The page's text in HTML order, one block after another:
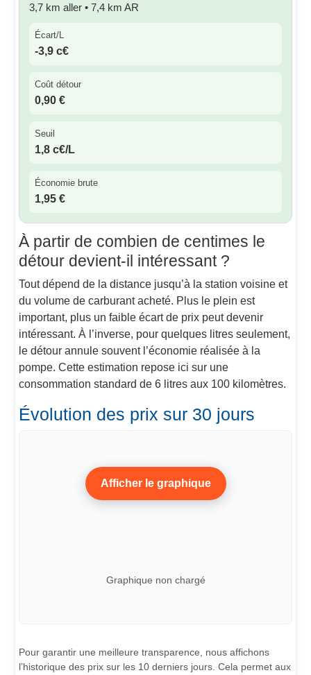
3,7 km aller • 7,4 km AR
Écart/L
-3,9 c€
Coût détour
0,90 €
Seuil
1,8 c€/L
Économie brute
1,95 €
À partir de combien de centimes le
détour devient-il intéressant ?
Tout dépend de la distance jusqu’à la station voisine et
du volume de carburant acheté. Plus le plein est
important, plus un faible écart de prix peut devenir
intéressant. À l’inverse, pour quelques litres seulement,
le détour annule souvent l’économie réalisée à la
pompe. Cette estimation repose ici sur une
consommation standard de 6 litres aux 100 kilomètres.
Évolution des prix sur 30 jours
Afficher le graphique
Graphique non chargé
Pour garantir une meilleure transparence, nous affichons
l’historique des prix sur les 10 derniers jours. Cela permet aux